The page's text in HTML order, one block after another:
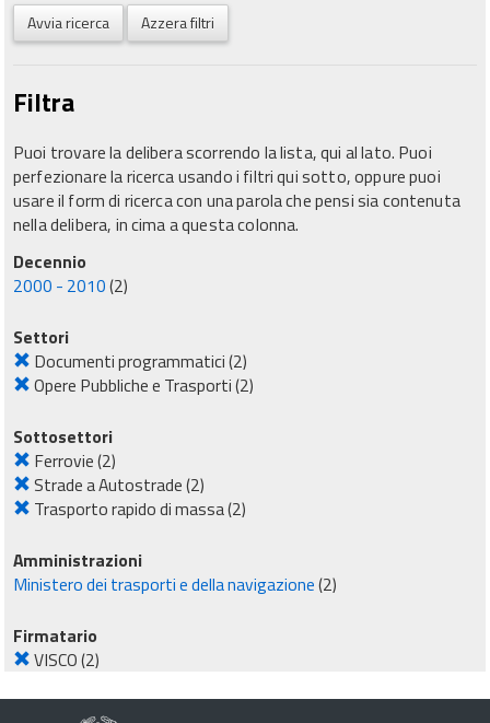
Avvia ricerca Azzera filtri
Filtra
Puoi trovare la delibera scorrendo la lista, qui al lato. Puoi
perfezionare la ricerca usando i filtri qui sotto, oppure puoi
usare il form di ricerca con una parola che pensi sia contenuta
nella delibera, in cima a questa colonna.
Decennio
2000 - 2010(2)
Settori
Documenti programmatici(2)
Opere Pubbliche e Trasporti(2)
Sottosettori
Ferrovie(2)
Strade a Autostrade(2)
Trasporto rapido di massa(2)
Amministrazioni
Ministero dei trasporti e della navigazione(2)
Firmatario
VISCO(2)